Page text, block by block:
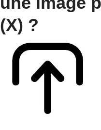
(X) ?